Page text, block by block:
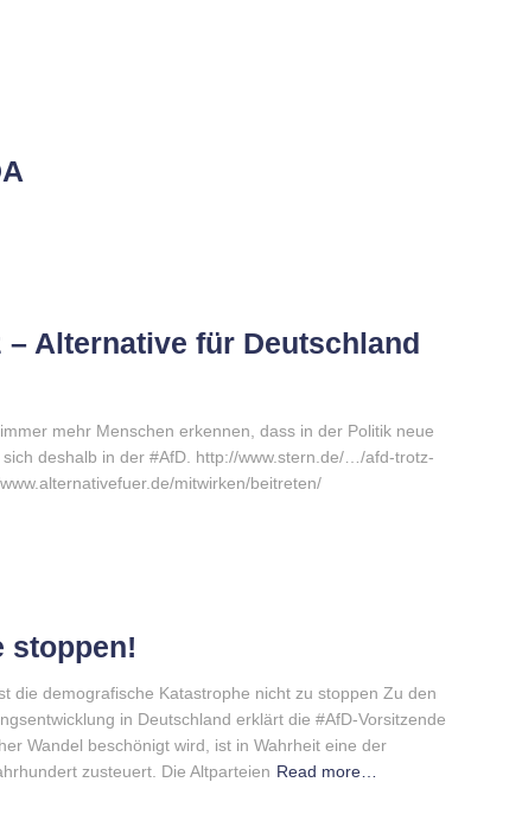
Alternative für Deutschland
mehr Menschen erkennen, dass in der Politik neue
deshalb in der ‪#‎AfD‬. http://www.stern.de/…/afd-trotz-
mitwirken/beitreten/
stoppen!
die demografische Katastrophe nicht zu stoppen Zu den
in Deutschland erklärt die ‪#‎AfD‬-Vorsitzende
Wandel beschönigt wird, ist in Wahrheit eine der
zusteuert. Die Altparteien Read more…